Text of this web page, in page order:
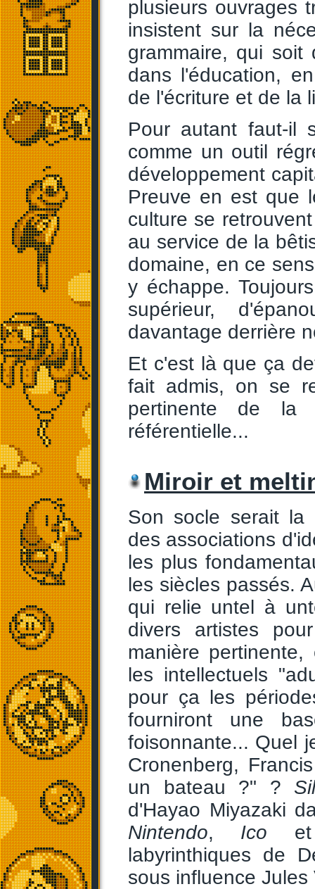
plusieurs ouvrages
insistent sur la
grammaire, qui soit
dans l'éducation,
de l'écriture et de la
Pour autant faut-il
comme un outil
développement
Preuve en est que
culture se
au service de la
domaine, en ce
y échappe.
supérieur,
davantage derrière
Et c'est là que ça
fait admis, on se
pertinente de la
référentielle...
Miroir et
Son socle serait la
des associations
les plus
les siècles passés.
qui relie untel à
divers artistes
manière
les intellectuels
pour ça les
fourniront une
foisonnante... Quel
Cronenberg,
un bateau ?" ?
d'Hayao Miyazaki
Nintendo, Ico et
labyrinthiques de
sous influence Jules